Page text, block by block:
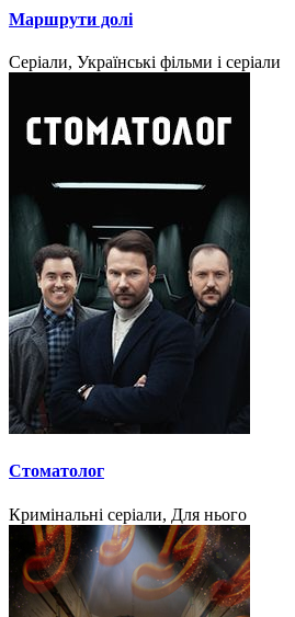
Маршрути долі
Серіали, Українські фільми і серіали
Стоматолог
Кримінальні серіали, Для нього